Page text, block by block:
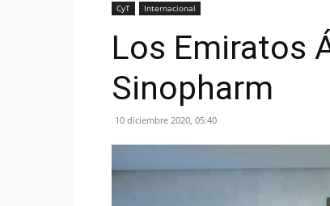
CyT Internacional
Los Emiratos
Sinopharm
10 diciembre 2020, 05:40